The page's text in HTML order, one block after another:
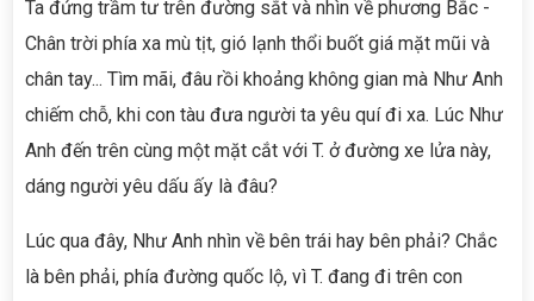
Ta đứng trầm tư trên đường sắt và nhìn về phương Bắc -
Chân trời phía xa mù tịt, gió lạnh thổi buốt giá mặt mũi và
chân tay... Tìm mãi, đâu rồi khoảng không gian mà Như Anh
chiếm chỗ, khi con tàu đưa người ta yêu quí đi xa. Lúc Như
Anh đến trên cùng một mặt cắt với T. ở đường xe lửa này,
dáng người yêu dấu ấy là đâu?
Lúc qua đây, Như Anh nhìn về bên trái hay bên phải? Chắc
là bên phải, phía đường quốc lộ, vì T. đang đi trên con